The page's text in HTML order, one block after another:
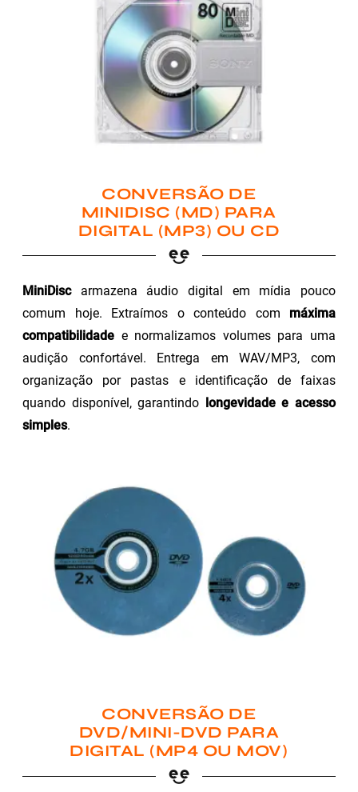
CONVERSÃO DE
MINIDISC (MD) PARA
DIGITAL (MP3) OU CD
MiniDiscarmazena áudio digital em mídia pouco
comum hoje. Extraímos o conteúdo com máxima
compatibilidade e normalizamos volumes para uma
audição confortável. Entrega em WAV/MP3, com
organização por pastas e identificação de faixas
quando disponível, garantindo longevidade e acesso
simples.
CONVERSÃO DE
DVD/MINI-DVD PARA
DIGITAL (MP4 OU MOV)